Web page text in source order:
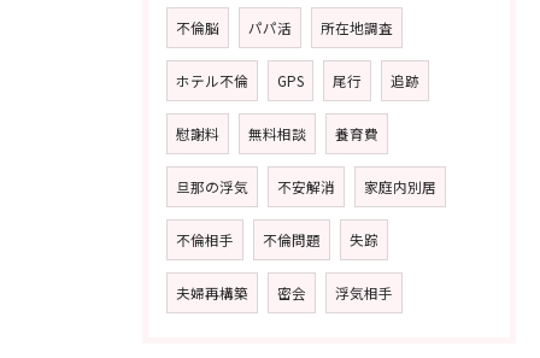
不倫脳 パパ活 所在地調査
ホテル不倫 GPS 尾行 追跡
慰謝料 無料相談 養育費
旦那の浮気 不安解消 家庭内別居
不倫相手 不倫問題 失踪
夫婦再構築 密会 浮気相手